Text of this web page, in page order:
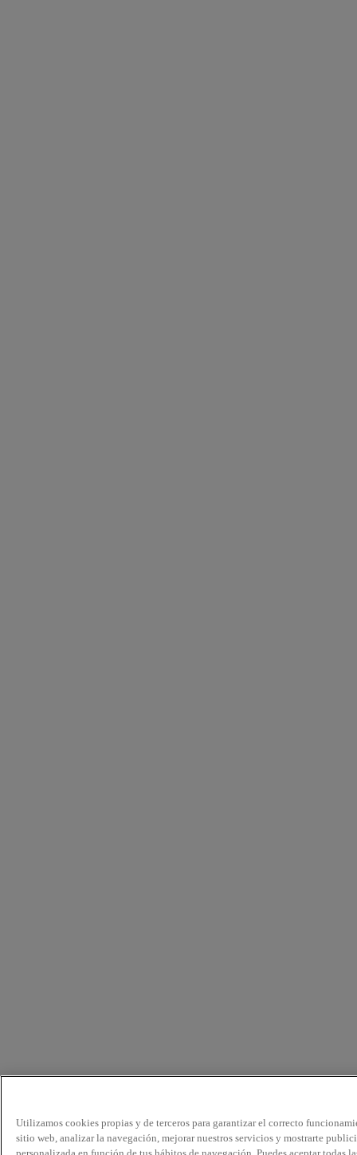
Utilizamos cookies propias y de terceros para garantizar el correcto
sitio web, analizar la navegación, mejorar nuestros servicios y mostrarte